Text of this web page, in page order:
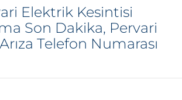
Elektrik Kesintisi
Son Dakika, Pervari
Telefon Numarası